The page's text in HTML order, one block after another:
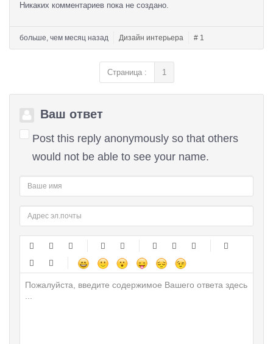
Никаких комментариев пока не создано.
больше, чем месяц назад Дизайн интерьера # 1
Страница : 1
Ваш ответ
Post this reply anonymously so that others
would not be able to see your name.
-
-
-
-
-
-
-
-